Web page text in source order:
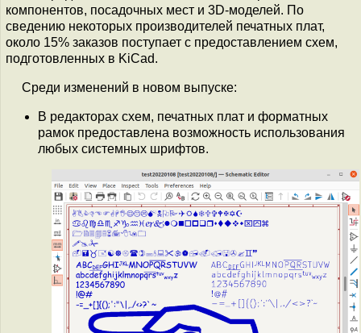
компонентов, посадочных мест и 3D-моделей. По
сведению некоторых производителей печатных плат,
около 15% заказов поступает с предоставлением схем,
подготовленных в KiCad.
Среди изменений в новом выпуске:
В редакторах схем, печатных плат и форматных
рамок предоставлена возможность использования
любых системных шрифтов.